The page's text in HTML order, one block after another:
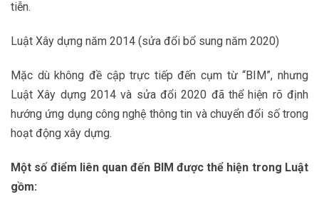
tiễn.
Luật Xây dựng năm 2014 (sửa đổi bổ sung năm 2020)
Mặc dù không đề cập trực tiếp đến cụm từ “BIM”, nhưng
Luật Xây dựng 2014 và sửa đổi 2020 đã thể hiện rõ định
hướng ứng dụng công nghệ thông tin và chuyển đổi số trong
hoạt động xây dựng.
Một số điểm liên quan đến BIM được thể hiện trong Luật
gồm: